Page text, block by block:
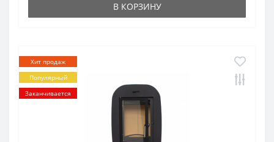
В КОРЗИНУ
Хит продаж
Популярный
Заканчивается